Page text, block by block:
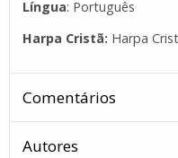
Língua: Português
Harpa Cristã: Harpa
Comentários
Autores